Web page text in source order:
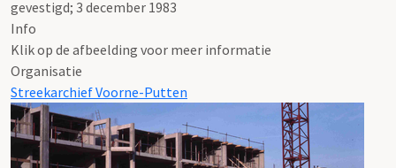
gevestigd; 3 december 1983
Info
Klik op de afbeelding voor meer informatie
Organisatie
Streekarchief Voorne-Putten